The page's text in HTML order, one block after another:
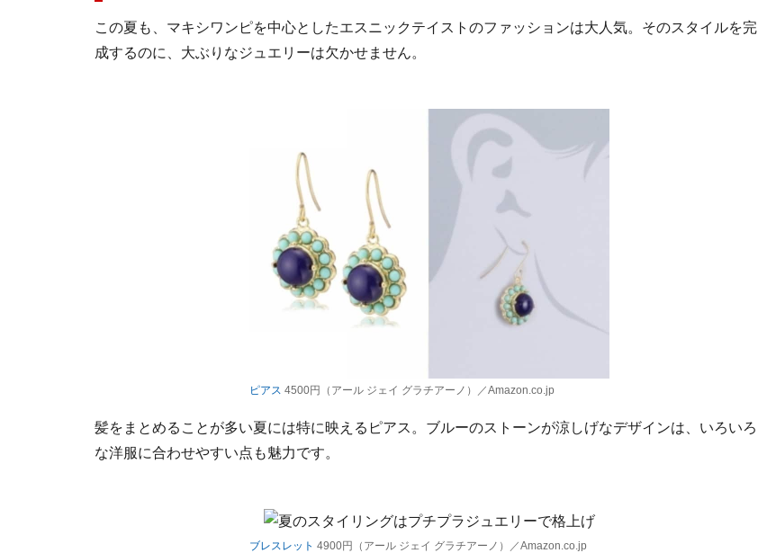
この夏も、マキシワンピを中心としたエスニックテイストのファッションは大人気。そのスタイルを完
成するのに、大ぶりなジュエリーは欠かせません。
ピアス 4500円（アール ジェイ グラチアーノ）／Amazon.co.jp
髪をまとめることが多い夏には特に映えるピアス。ブルーのストーンが涼しげなデザインは、いろいろ
な洋服に合わせやすい点も魅力です。
ブレスレット 4900円（アール ジェイ グラチアーノ）／Amazon.co.jp